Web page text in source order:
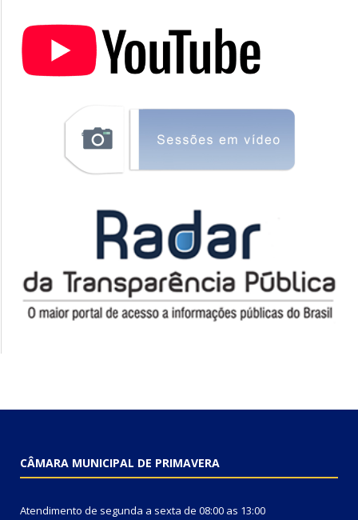
CÂMARA MUNICIPAL DE PRIMAVERA
Atendimento de segunda a sexta de 08:00 as 13:00